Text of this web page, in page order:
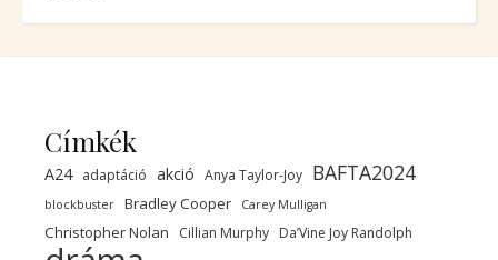
Címkék
A24 adaptáció akció Anya Taylor-Joy BAFTA2024
blockbuster Bradley Cooper Carey Mulligan
Christopher Nolan Cillian Murphy Da’Vine Joy Randolph